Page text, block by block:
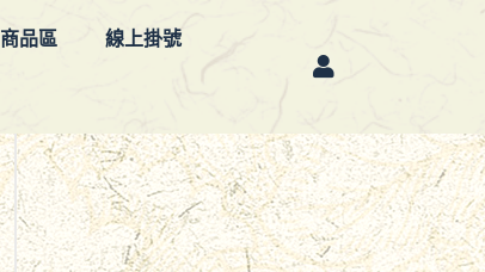
商品區 線上掛號